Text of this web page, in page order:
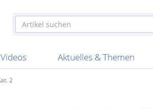
Schallerzeuger P1
Feuerwerk T1
Videos
Knallkörper
Batterien
Aktuelles & Themen
Ladenverkauf 2024
20 Jahre
Fireworks Apel Feuerwerk
BKV Vuurwerk
Bestellschluss
Altersnachweis
2